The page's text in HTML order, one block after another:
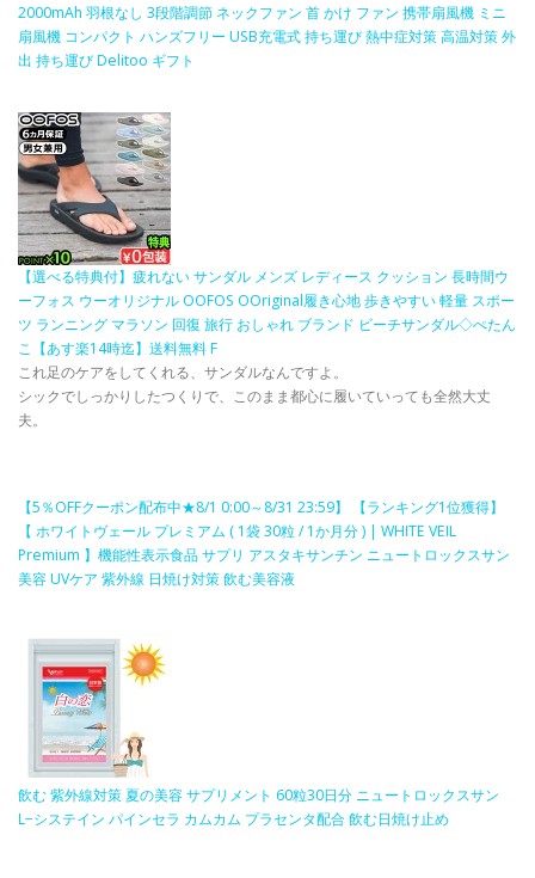
2000mAh 羽根なし 3段階調節 ネックファン 首 かけ ファン 携帯扇風機 ミニ
扇風機 コンパクト ハンズフリー USB充電式 持ち運び 熱中症対策 高温対策 外
出 持ち運び Delitoo ギフト
【選べる特典付】疲れない サンダル メンズ レディース クッション 長時間ウ
ーフォス ウーオリジナル OOFOS OOriginal履き心地 歩きやすい 軽量 スポー
ツ ランニング マラソン 回復 旅行 おしゃれ ブランド ビーチサンダル◇ぺたん
こ【あす楽14時迄】送料無料 F
これ足のケアをしてくれる、サンダルなんですよ。
シックでしっかりしたつくりで、このまま都心に履いていっても全然大丈
夫。
【5％OFFクーポン配布中★8/1 0:00～8/31 23:59】 【ランキング1位獲得】
【 ホワイトヴェール プレミアム ( 1袋 30粒 / 1か月分 ) | WHITE VEIL
Premium 】機能性表示食品 サプリ アスタキサンチン ニュートロックスサン
美容 UVケア 紫外線 日焼け対策 飲む美容液
飲む 紫外線対策 夏の美容 サプリメント 60粒30日分 ニュートロックスサン
L−システイン パインセラ カムカム プラセンタ配合 飲む日焼け止め